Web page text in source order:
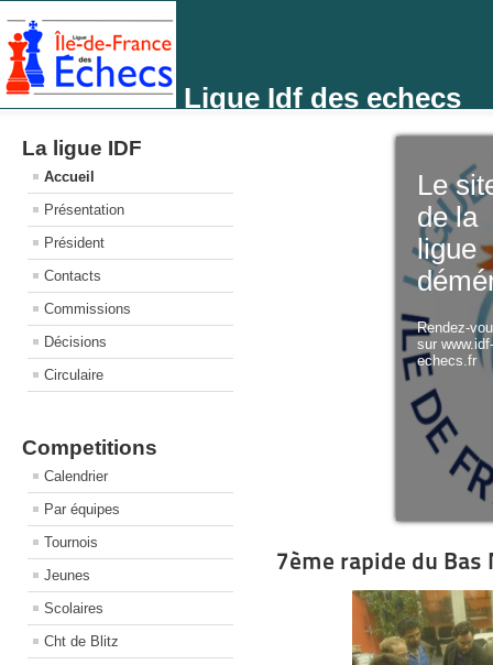
Ligue Idf des echecs
La ligue IDF
Accueil
Présentation
Président
Contacts
Commissions
Décisions
Circulaire
Competitions
Calendrier
Par équipes
Tournois
Jeunes
Scolaires
Cht de Blitz
Le
de la
ligue
Rendez-
sur
echecs.fr
7ème rapide du